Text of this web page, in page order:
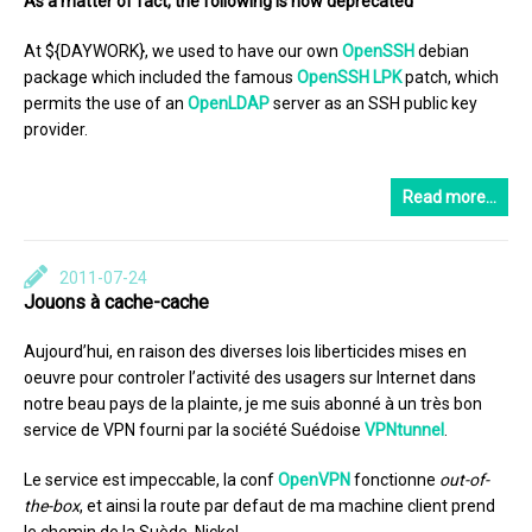
At ${DAYWORK}, we used to have our own OpenSSH debian
package which included the famous OpenSSH LPKpatch, which
permits the use of an OpenLDAPserver as an SSH public key
provider.
Read more…
2011-07-24
Jouons à cache-cache
Aujourd’hui, en raison des diverses lois liberticides mises en
oeuvre pour controler l’activité des usagers sur Internet dans
notre beau pays de la plainte, je me suis abonné à un très bon
service de VPN fourni par la société Suédoise VPNtunnel
Le service est impeccable, la confOpenVPN fonctionne out-of-
the-box, et ainsi la route par defaut de ma machine client prend